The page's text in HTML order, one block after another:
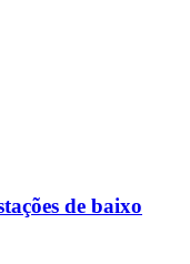
de baixo